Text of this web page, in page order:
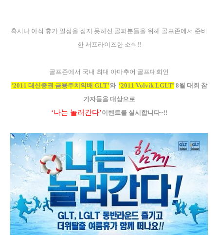
혹시나 아직 휴가 일정을 잡지 못하신 골퍼분들을 위해 골프존에서 준비
한 서프라이즈한 소식 !!
골프존에서 국내 최대 아마추어 골프대회인
‘2011 대신증권 금융주치의배 GLT’와 ‘2011 Volvik LGLT’8월 대회 참
가자들을 대상으로
‘나는 놀러간다’이벤트를 실시합니다~!!